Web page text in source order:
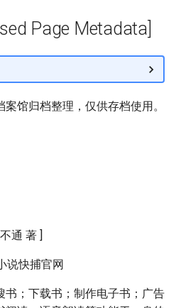
Page Metadata]
馆归档整理，仅供存档使用。
通 著 ]
说快捕官网
书；下载书；制作电子书；广告